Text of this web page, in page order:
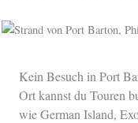
Kein Besuch in Port
Ort kannst du Touren
wie German Island,